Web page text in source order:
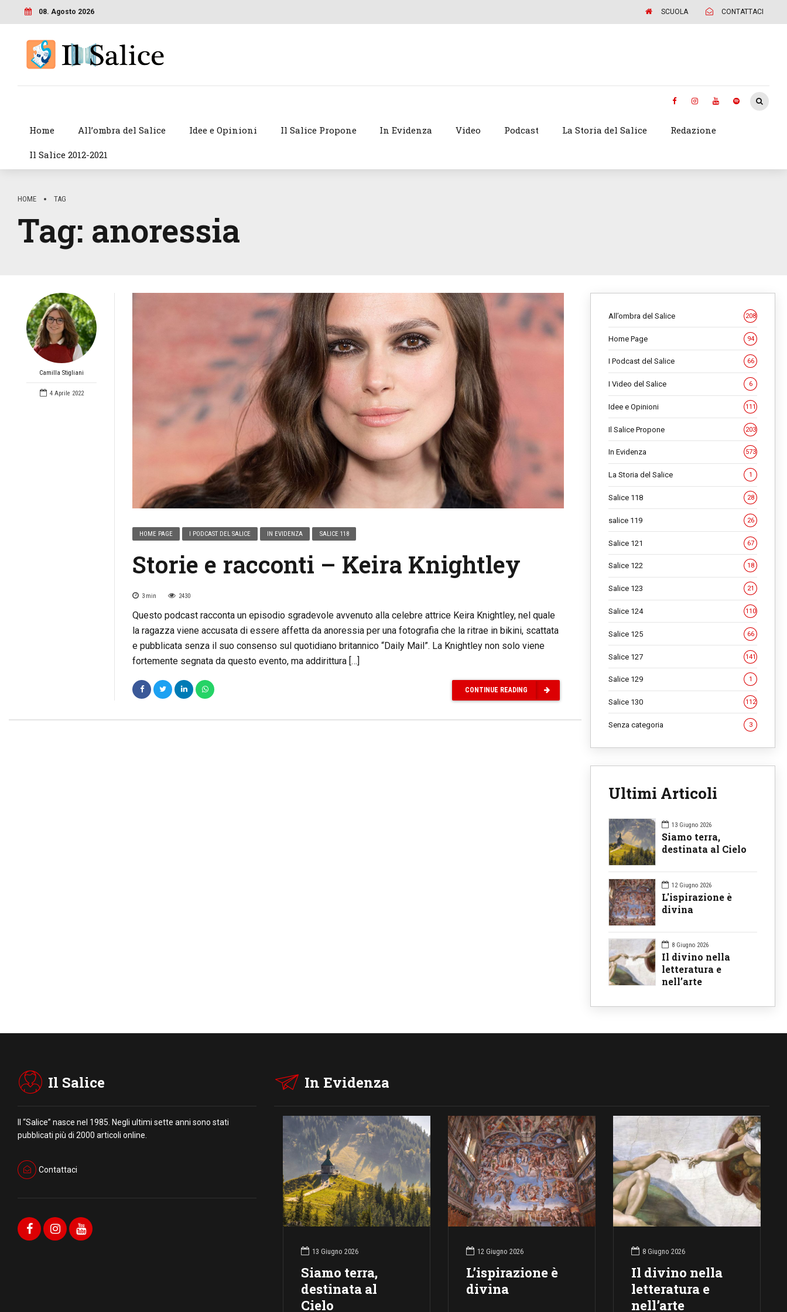
08. Agosto 2026 SCUOLA CONTATTACI
Home All’ombra del Salice Idee e Opinioni Il Salice Propone In Evidenza Video Podcast La Storia del Salice Redazione
Il Salice 2012-2021
HOME TAG
Tag: anoressia
Camilla Stigliani
4 Aprile 2022
HOME PAGE I PODCAST DEL SALICE IN EVIDENZA SALICE 118
Storie e racconti – Keira Knightley
3 min 2430
Questo podcast racconta un episodio sgradevole avvenuto alla celebre attrice Keira Knightley, nel quale
la ragazza viene accusata di essere affetta da anoressia per una fotografia che la ritrae in bikini, scattata
e pubblicata senza il suo consenso sul quotidiano britannico “Daily Mail”. La Knightley non solo viene
fortemente segnata da questo evento, ma addirittura […]
CONTINUE READING
All’ombra del Salice 208
Home Page 94
I Podcast del Salice 66
I Video del Salice 6
Idee e Opinioni 111
Il Salice Propone 203
In Evidenza 573
La Storia del Salice 1
Salice 118 28
salice 119 26
Salice 121 67
Salice 122 18
Salice 123 21
Salice 124 110
Salice 125 66
Salice 127 141
Salice 129 1
Salice 130 112
Senza categoria 3
Ultimi Articoli
13 Giugno 2026
Siamo terra,
destinata al Cielo
12 Giugno 2026
L'ispirazione è
divina
8 Giugno 2026
Il divino nella
letteratura e
nell’arte
Il Salice
Il “Salice” nasce nel 1985. Negli ultimi sette anni sono stati
pubblicati più di 2000 articoli online.
Contattaci
In Evidenza
13 Giugno 2026
Siamo terra,
destinata al
Cielo
12 Giugno 2026
L’ispirazione è
divina
8 Giugno 2026
Il divino nella
letteratura e
nell’arte